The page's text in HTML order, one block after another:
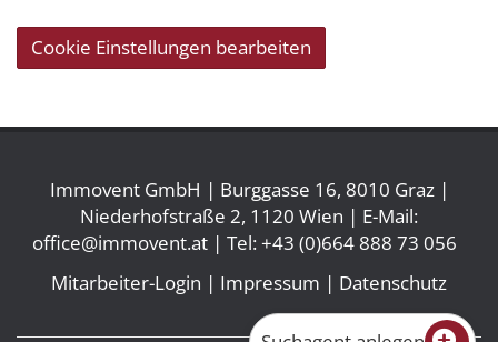
Cookie Einstellungen bearbeiten
Immovent GmbH | Burggasse 16, 8010 Graz |
Niederhofstraße 2, 1120 Wien | E-Mail:
office@immovent.at | Tel:+43 (0)664 888 73 056
Mitarbeiter-Login | Impressum | Datenschutz